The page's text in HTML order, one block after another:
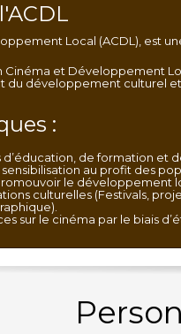
Local (ACDL), est
Cinéma et Développement
du développement culturel
:
de formation et
au profit des
le développement
culturelles (Festivals,
sur le cinéma par le biais